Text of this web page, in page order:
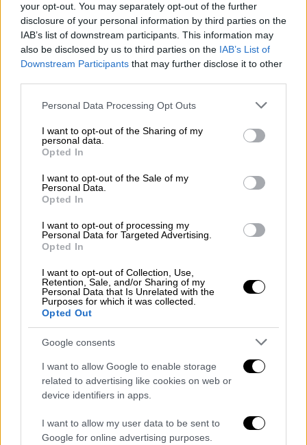
your opt-out. You may separately opt-out of the further
disclosure of your personal information by third parties on the
IAB’s list of downstream participants. This information may
also be disclosed by us to third parties on the IAB’s List of
Downstream Participants that may further disclose it to other
Please note that this website/app uses one or more Google
not limited to your visit or usage behaviour. You may click to
grant or deny consent to Google and its third-party tags to
use your data for below specified purposes in below Google
consent section.
Personal Data Processing Opt Outs
I want to opt-out of the Sharing of my
personal data.
Opted In
I want to opt-out of the Sale of my
Personal Data.
Opted In
I want to opt-out of processing my
Personal Data for Targeted Advertising.
Opted In
I want to opt-out of Collection, Use,
Retention, Sale, and/or Sharing of my
Personal Data that Is Unrelated with the
Purposes for which it was collected.
Opted Out
Google consents
I want to allow Google to enable storage
related to advertising like cookies on web or
device identifiers in apps.
I want to allow my user data to be sent to
Google for online advertising purposes.
Πολιτική|25.05.2020 20:15
Δημοτικά: Ανοικτά από 1 έως 26 Ιουνίου
- Παραμένουν κλειστά ολοήμερα και
ΚΑΠΗ
παραμείνουν ανοιχτοί ως τις 31 Ιουλίου